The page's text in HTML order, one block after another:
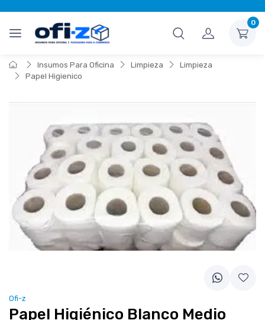
0
Insumos Para Oficina Limpieza
Limpieza
Papel Higienico
Ofi-z
Papel Higiénico Blanco Medio